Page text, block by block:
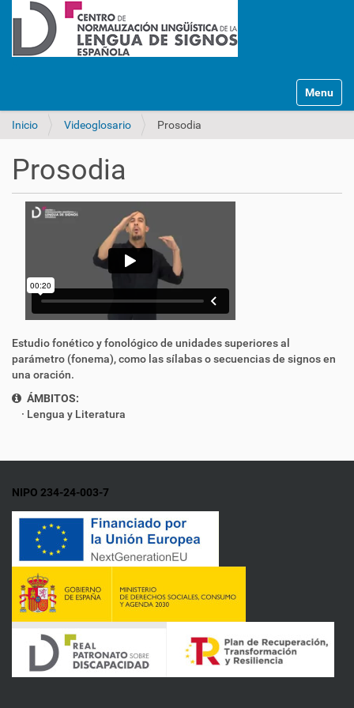
Mostrar/
Inicio Videoglosario Prosodia
Prosodia
Estudio fonético y fonológico de unidades superiores al
parámetro (fonema), como lassílabaso secuencias de signos en
una oración.
ÁMBITOS:
Lengua y Literatura
NIPO 234-24-003-7